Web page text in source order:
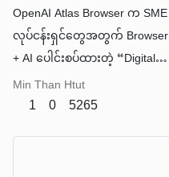
OpenAI Atlas Browser က SME
လုပ်ငန်းရှင်တွေအတွက် Browser
+ AI ပေါင်းစပ်ထားတဲ့ “Digital
Staff” တစ်ခုလိုပါပဲ။
Min Than Htut
1 0 5265